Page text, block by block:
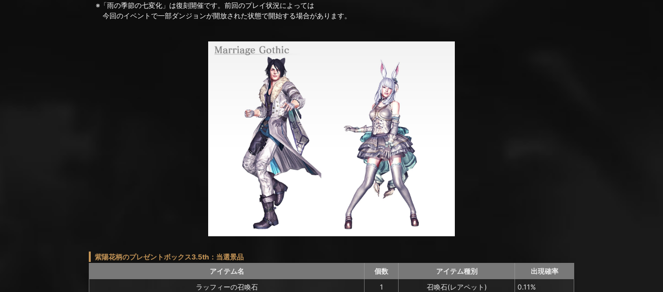
※「雨の季節の七変化」は復刻開催です。前回のプレイ状況によっては
今回のイベントで一部ダンジョンが開放された状態で開始する場合があります。
紫陽花柄のプレゼントボックス3.5th：当選景品
アイテム名
個数 アイテム種別
出現確率
ラッフィーの召喚石
1 召喚石(レアペット)
0.11%